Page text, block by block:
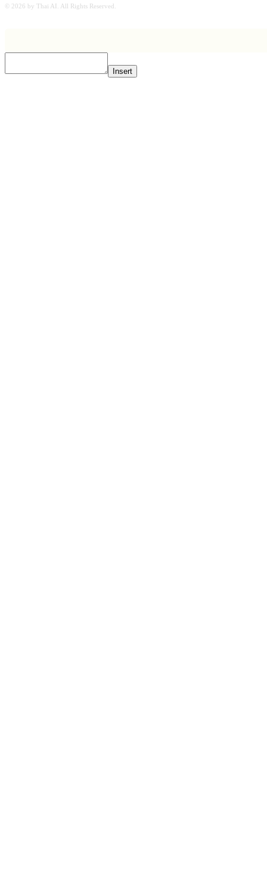
© 2026 by Thai AI. All Rights Reserved.
Insert